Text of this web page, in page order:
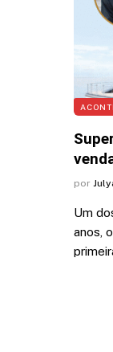
por
Um
anos,